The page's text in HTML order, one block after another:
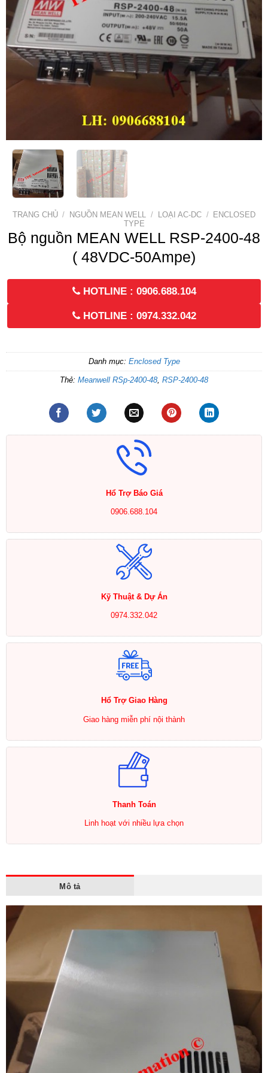
TRANG CHỦ / NGUỒN MEAN WELL / LOẠI AC-DC /
ENCLOSED
TYPE
Bộ nguồn MEAN WELL RSP-2400-48
( 48VDC-50Ampe)
HOTLINE : 0906.688.104
HOTLINE : 0974.332.042
Danh mục: Enclosed Type
Thẻ: Meanwell RSp-2400-48, RSP-2400-48
Hổ Trợ Báo Giá
0906.688.104
Kỹ Thuật & Dự Án
0974.332.042
Hổ Trợ Giao Hàng
Giao hàng miễn phí nội thành
Thanh Toán
Linh hoạt với nhiều lựa chọn
Mô tả